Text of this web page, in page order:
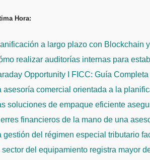
al
Hora:
a largo plazo con Blockchain
realizar auditorías internas para
Opportunity I FICC: Guía
asesoría comercial orientada a la
soluciones de empaque eficiente
financieros de la mano de una
gestión del régimen especial tributario
sector del equipamiento registra mayor